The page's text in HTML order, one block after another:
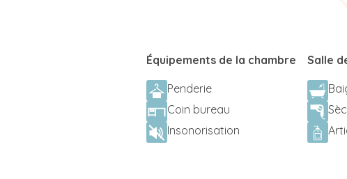
Équipements de la chambre
Penderie
Coin bureau
Insonorisation
Salle